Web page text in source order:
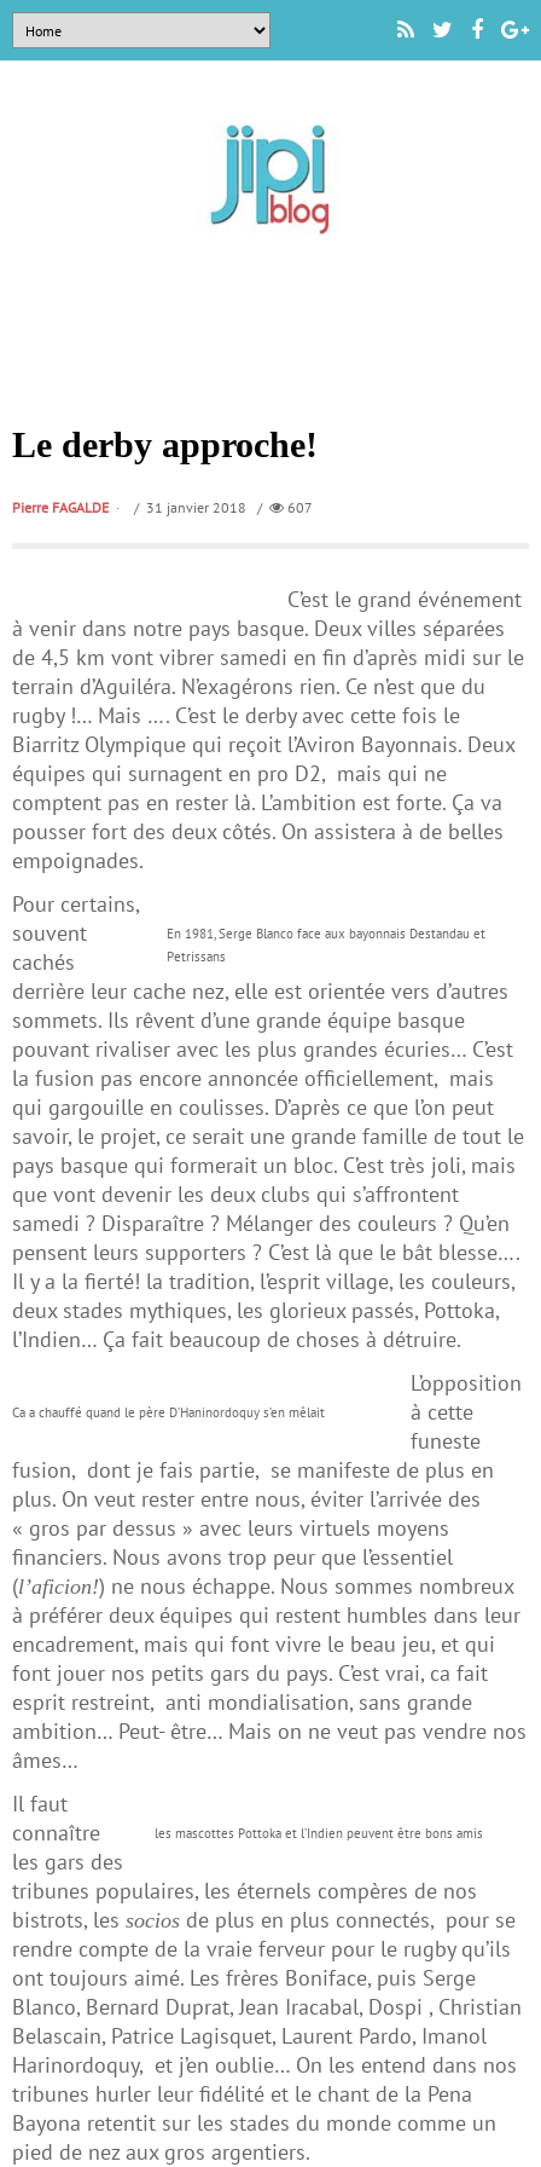
Le derby approche!
Pierre FAGALDE / 31 janvier 2018 / 607
C’est le grand événement
à venir dans notre pays basque. Deux villes séparées
de 4,5 km vont vibrer samedi en fin d’après midi sur le
terrain d’Aguiléra. N’exagérons rien. Ce n’est que du
rugby !… Mais …. C’est le derby avec cette fois le
Biarritz Olympique qui reçoit l’Aviron Bayonnais. Deux
équipes qui surnagent en pro D2, mais qui ne
comptent pas en rester là. L’ambition est forte. Ça va
pousser fort des deux côtés. On assistera à de belles
empoignades.
En 1981, Serge Blanco face aux bayonnais Destandau et
Petrissans
Pour certains,
souvent
cachés
derrière leur cache nez, elle est orientée vers d’autres
sommets. Ils rêvent d’une grande équipe basque
pouvant rivaliser avec les plus grandes écuries… C’est
la fusion pas encore annoncée officiellement, mais
qui gargouille en coulisses. D’après ce que l’on peut
savoir, le projet, ce serait une grande famille de tout le
pays basque qui formerait un bloc. C’est très joli, mais
que vont devenir les deux clubs qui s’affrontent
samedi ? Disparaître ? Mélanger des couleurs ? Qu’en
pensent leurs supporters ? C’est là que le bât blesse….
Il y a la fierté! la tradition, l’esprit village, les couleurs,
deux stades mythiques, les glorieux passés, Pottoka,
l’Indien… Ça fait beaucoup de choses à détruire.
Ca a chauffé quand le père D’Haninordoquy s’en mêlait
L’opposition
à cette
funeste
fusion, dont je fais partie, se manifeste de plus en
plus. On veut rester entre nous, éviter l’arrivée des
« gros par dessus » avec leurs virtuels moyens
financiers. Nous avons trop peur que l’essentiel
(l’aficion!) ne nous échappe. Nous sommes nombreux
à préférer deux équipes qui restent humbles dans leur
encadrement, mais qui font vivre le beau jeu, et qui
font jouer nos petits gars du pays. C’est vrai, ca fait
esprit restreint, anti mondialisation, sans grande
ambition… Peut- être… Mais on ne veut pas vendre nos
âmes…
les mascottes Pottoka et l’Indien peuvent être bons amis
Il faut
connaître
les gars des
tribunes populaires, les éternels compères de nos
bistrots, les socios de plus en plus connectés, pour se
rendre compte de la vraie ferveur pour le rugby qu’ils
ont toujours aimé. Les frères Boniface, puis Serge
Blanco, Bernard Duprat, Jean Iracabal, Dospi , Christian
Belascain, Patrice Lagisquet, Laurent Pardo, Imanol
Harinordoquy, et j’en oublie… On les entend dans nos
tribunes hurler leur fidélité et le chant de la Pena
Bayona retentit sur les stades du monde comme un
pied de nez aux gros argentiers.